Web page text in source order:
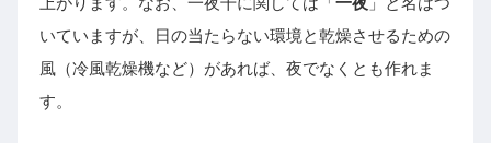
いていますが、日の当たらない環境と乾燥させるための
風（冷風乾燥機など）があれば、夜でなくとも作れま
す。